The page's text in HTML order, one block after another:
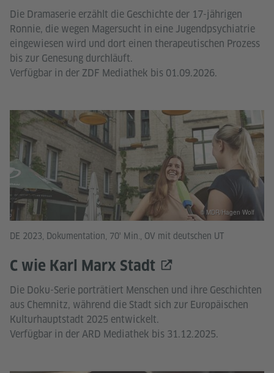
Die Dramaserie erzählt die Geschichte der 17-jährigen
Ronnie, die wegen Magersucht in eine Jugendpsychiatrie
eingewiesen wird und dort einen therapeutischen Prozess
bis zur Genesung durchläuft.
Verfügbar in der ZDF Mediathek bis 01.09.2026.
DE 2023, Dokumentation, 70' Min., OV mit deutschen UT
C wie Karl Marx Stadt
Die Doku-Serie porträtiert Menschen und ihre Geschichten
aus Chemnitz, während die Stadt sich zur Europäischen
Kulturhauptstadt 2025 entwickelt.
Verfügbar in der ARD Mediathek bis 31.12.2025.
© MDR/Hagen Wolf